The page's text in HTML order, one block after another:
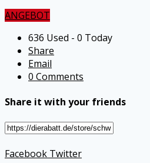
ANGEBOT
636 Used - 0 Today
Share
Email
0 Comments
Share it with your friends
Facebook Twitter